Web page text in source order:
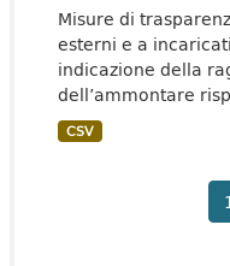
Misure di
esterni e a
indicazione della
dell’ammontare
CSV